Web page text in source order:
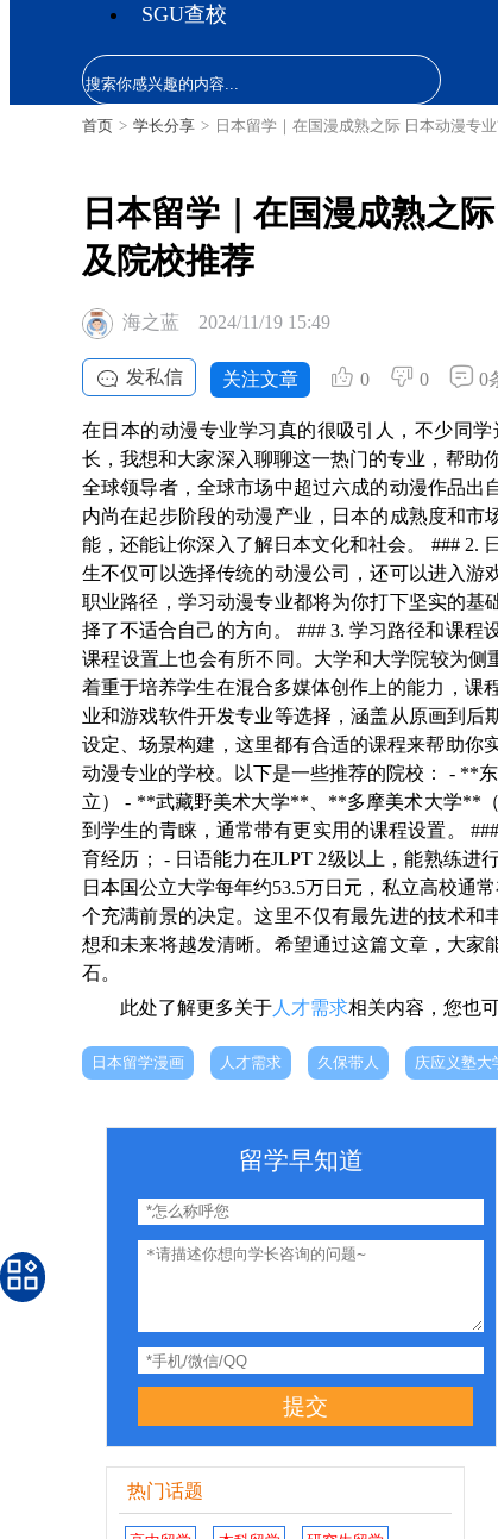
SGU查校
首页 > 学长分享 > 日本留学｜在国漫成熟之际 日本动漫专
日本留学｜在国漫成熟之
及院校推荐
海之蓝 2024/11/19 15:49
发私信 关注文章 0 0 0
在日本的动漫专业学习真的很吸引人，不少同
长，我想和大家深入聊聊这一热门的专业，帮助
全球领导者，全球市场中超过六成的动漫作品
内尚在起步阶段的动漫产业，日本的成熟度和
能，还能让你深入了解日本文化和社会。 ### 2.
生不仅可以选择传统的动漫公司，还可以进入
职业路径，学习动漫专业都将为你打下坚实的
择了不适合自己的方向。 ### 3. 学习路径和课
课程设置上也会有所不同。大学和大学院较为
着重于培养学生在混合多媒体创作上的能力，课
业和游戏软件开发专业等选择，涵盖从原画到
设定、场景构建，这里都有合适的课程来帮助你
动漫专业的学校。以下是一些推荐的院校： - **
立） - **武藏野美术大学**、**多摩美术大学**
到学生的青睐，通常带有更实用的课程设置。
育经历； - 日语能力在JLPT 2级以上，能熟练进
日本国公立大学每年约53.5万日元，私立高校通
个充满前景的决定。这里不仅有最先进的技术
想和未来将越发清晰。希望通过这篇文章，大
石。
此处了解更多关于 人才需求相关内容，您也
日本留学漫画 人才需求 久保带人 庆应义塾大
留学早知道
提交
热门话题